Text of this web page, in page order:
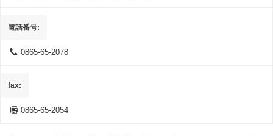
電話番号
0865-65-2078
fax
0865-65-2054